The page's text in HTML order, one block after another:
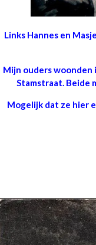
Links Hannes en
Mijn ouders woonden
Stamstraat. Beide
Mogelijk dat ze hier